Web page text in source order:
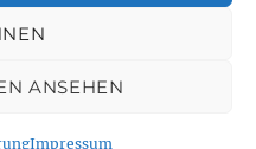
ANSEHEN
Impressum